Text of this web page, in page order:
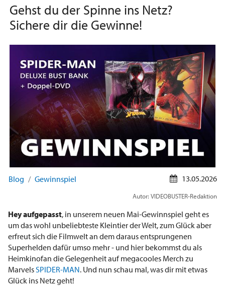
Gehst du der Spinne ins Netz?
Sichere dir die Gewinne!
Blog Gewinnspiel 13.05.2026
Autor: VIDEOBUSTER-Redaktion
Hey aufgepasst, in unserem neuen Mai-Gewinnspiel geht es
um das wohl unbeliebteste Kleintier der Welt, zum Glück aber
erfreut sich die Filmwelt an dem daraus entsprungenen
Superhelden dafür umso mehr - und hier bekommst du als
Heimkinofan die Gelegenheit auf megacooles Merch zu
Marvels SPIDER-MAN. Und nun schau mal, was dir mit etwas
Glück ins Netz geht!